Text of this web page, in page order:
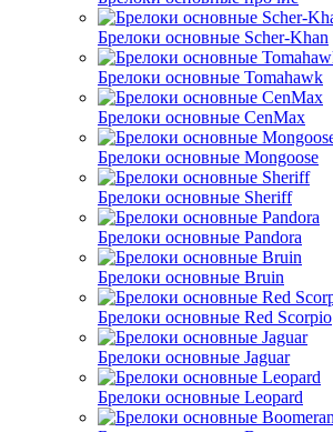
Брелоки основные Scher-Khan
Брелоки основные Tomahawk
Брелоки основные CenMax
Брелоки основные Mongoose
Брелоки основные Sheriff
Брелоки основные Pandora
Брелоки основные Bruin
Брелоки основные Red Scorpio
Брелоки основные Jaguar
Брелоки основные Leopard